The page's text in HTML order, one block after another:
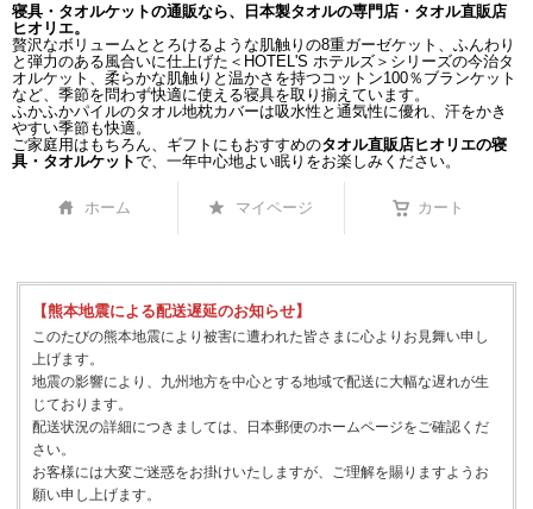
寝具・タオルケットの通販なら、日本製タオルの専門店・タオル直販店
ヒオリエ。
贅沢なボリュームととろけるような肌触りの8重ガーゼケット、ふんわり
と弾力のある風合いに仕上げた＜HOTEL'S ホテルズ＞シリーズの今治タ
オルケット、柔らかな肌触りと温かさを持つコットン100％ブランケット
など、季節を問わず快適に使える寝具を取り揃えています。
ふかふかパイルのタオル地枕カバーは吸水性と通気性に優れ、汗をかき
やすい季節も快適。
ご家庭用はもちろん、ギフトにもおすすめのタオル直販店ヒオリエの寝
具・タオルケットで、一年中心地よい眠りをお楽しみください。
ホーム マイページ カート
【熊本地震による配送遅延のお知らせ】
このたびの熊本地震により被害に遭われた皆さまに心よりお見舞い申し
上げます。
地震の影響により、九州地方を中心とする地域で配送に大幅な遅れが生
じております。
配送状況の詳細につきましては、日本郵便のホームページをご確認くだ
さい。
お客様には大変ご迷惑をお掛けいたしますが、ご理解を賜りますようお
願い申し上げます。